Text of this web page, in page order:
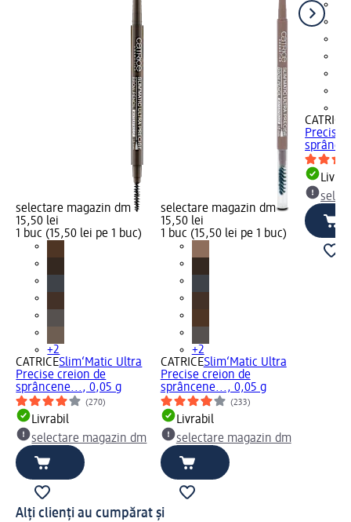
selectare magazin dm
15,50 lei
1 buc (15,50 lei pe 1 buc)
+2
CATRICESlim‘Matic Ultra
Precise creion de
sprâncene..., 0,05 g
(270)
Livrabil
selectare magazin dm
selectare magazin dm
15,50 lei
1 buc (15,50 lei pe 1 buc)
+2
CATRICESlim‘Matic Ultra
Precise creion de
sprâncene..., 0,05 g
(233)
Livrabil
selectare magazin dm
CATRICE
Precise
Alți clienți au cumpărat și